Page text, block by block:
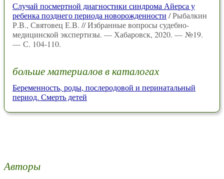
Случай посмертной диагностики синдрома Айерса у
ребенка позднего периода новорожденности / Рыбалкин
Р.В., Святовец Е.В. // Избранные вопросы судебно-
медицинской экспертизы. — Хабаровск, 2020. — №19.
— С. 104-110.
больше материалов в каталогах
Беременность, роды, послеродовой и перинатальный
период. Смерть детей
Авторы